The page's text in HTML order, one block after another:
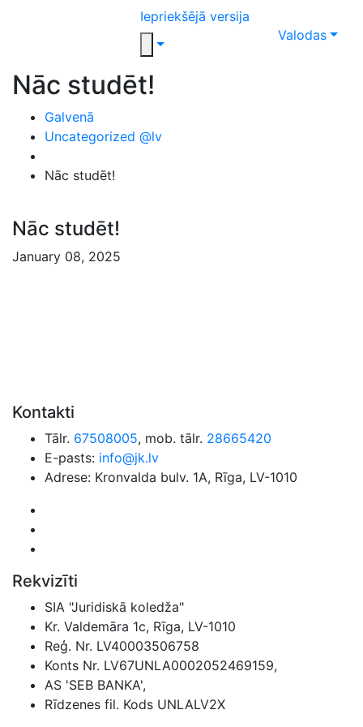
Iepriekšējā versija
Valodas
Nāc studēt!
Galvenā
Uncategorized @lv
Nāc studēt!
Nāc studēt!
January 08, 2025
Kontakti
Tālr. 67508005, mob. tālr. 28665420
E-pasts: info@jk.lv
Adrese: Kronvalda bulv. 1A, Rīga, LV-1010
Rekvizīti
SIA "Juridiskā koledža"
Kr. Valdemāra 1c, Rīga, LV-1010
Reģ. Nr. LV40003506758
Konts Nr. LV67UNLA0002052469159,
AS 'SEB BANKA',
Rīdzenes fil. Kods UNLALV2X